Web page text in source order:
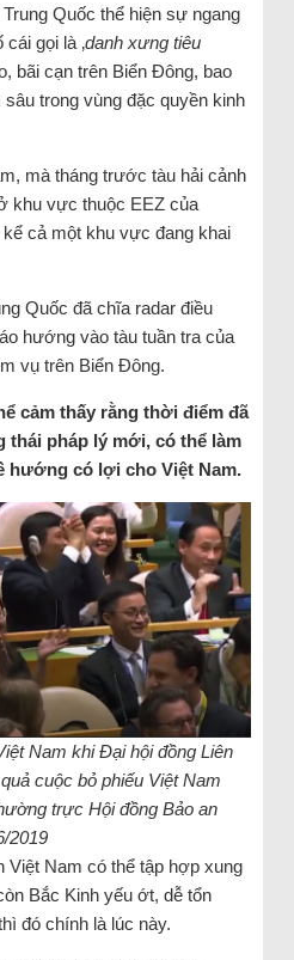
Quốc thể hiện sự ngang
gọi là ‚danh xưng tiêu
bãi cạn trên Biển Đông, bao
trong vùng đặc quyền kinh
mà tháng trước tàu hải cảnh
khu vực thuộc EEZ của
cả một khu vực đang khai
Quốc đã chĩa radar điều
hướng vào tàu tuần tra của
vụ trên Biển Đông.
cảm thấy rằng thời điểm đã
thái pháp lý mới, có thể làm
hướng có lợi cho Việt Nam.
Nam khi Đại hội đồng Liên
cuộc bỏ phiếu Việt Nam
trực Hội đồng Bảo an
2019
Việt Nam có thể tập hợp xung
Bắc Kinh yếu ớt, dễ tổn
đó chính là lúc này.